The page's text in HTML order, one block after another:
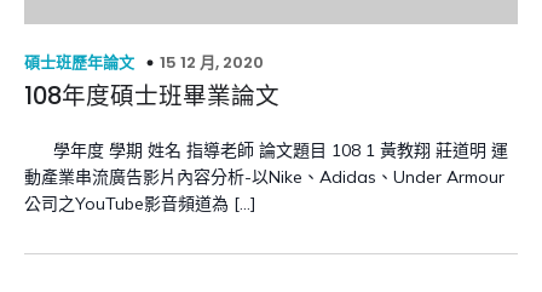
碩士班歷年論文 15 12 月, 2020
108年度碩士班畢業論文
學年度 學期 姓名 指導老師 論文題目 108 1 黃教翔 莊道明 運
動產業串流廣告影片內容分析-以Nike、Adidas、Under Armour
公司之YouTube影音頻道為 […]